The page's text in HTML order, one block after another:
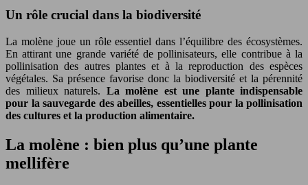
Un rôle crucial dans la biodiversité
La molène joue un rôle essentiel dans l’équilibre des écosystèmes.
En attirant une grande variété de pollinisateurs, elle contribue à la
pollinisation des autres plantes et à la reproduction des espèces
végétales. Sa présence favorise donc la biodiversité et la pérennité
des milieux naturels. La molène est une plante indispensable
pour la sauvegarde des abeilles, essentielles pour la pollinisation
des cultures et la production alimentaire.
La molène : bien plus qu’une plante
mellifère